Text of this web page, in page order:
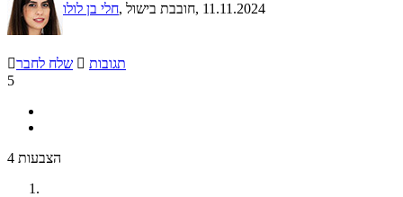
חלי בן לולו , חובבת בישול, 11.11.2024
שלח לחבר  תגובות
5
4 הצבעות